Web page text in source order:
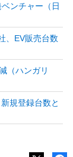
ンチャー（日
、EV販売台数
（ハンガリ
規登録台数と